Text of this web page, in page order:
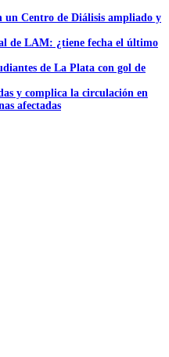
un Centro de Diálisis ampliado y
de LAM: ¿tiene fecha el último
de La Plata con gol de
y complica la circulación en
afectadas